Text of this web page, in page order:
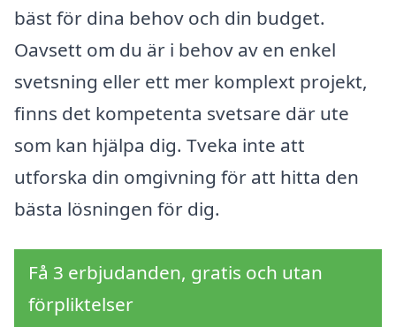
bäst för dina behov och din budget.
Oavsett om du är i behov av en enkel
svetsning eller ett mer komplext projekt,
finns det kompetenta svetsare där ute
som kan hjälpa dig. Tveka inte att
utforska din omgivning för att hitta den
bästa lösningen för dig.
Få 3 erbjudanden, gratis och utan
förpliktelser